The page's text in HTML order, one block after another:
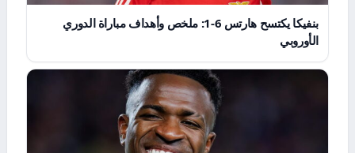
بنفيكا يكتسح هارتس 6-1: ملخص وأهداف مباراة الدوري
الأوروبي